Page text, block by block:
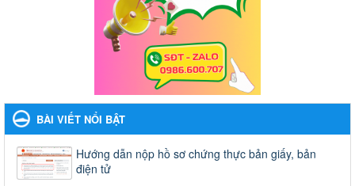
BÀI VIẾT NỔI BẬT
Hướng dẫn nộp hồ sơ chứng thực bản giấy, bản
điện tử